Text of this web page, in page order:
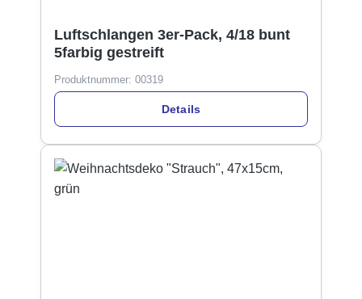
Luftschlangen 3er-Pack, 4/18 bunt
5farbig gestreift
Produktnummer: 00319
Details